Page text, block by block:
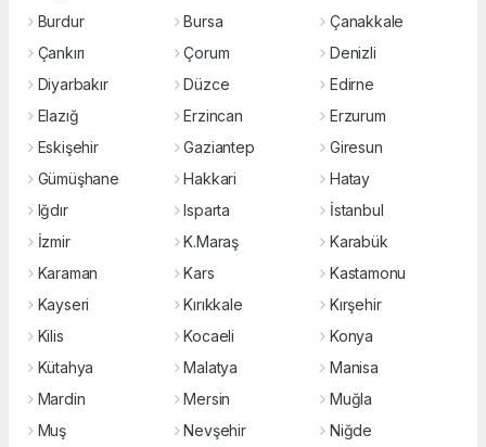
Burdur
Bursa
Çanakkale
Çankırı
Çorum
Denizli
Diyarbakır
Düzce
Edirne
Elazığ
Erzincan
Erzurum
Eskişehir
Gaziantep
Giresun
Gümüşhane
Hakkari
Hatay
Iğdır
Isparta
İstanbul
İzmir
K.Maraş
Karabük
Karaman
Kars
Kastamonu
Kayseri
Kırıkkale
Kırşehir
Kilis
Kocaeli
Konya
Kütahya
Malatya
Manisa
Mardin
Mersin
Muğla
Muş
Nevşehir Niğde